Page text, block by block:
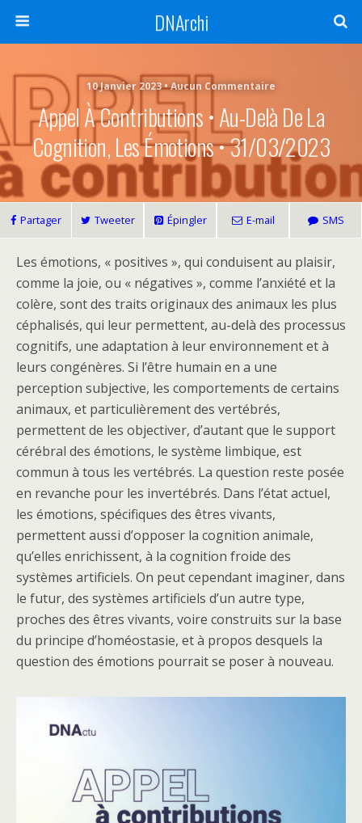
DNArchi
10 Janvier 2023 • Aucun Commentaire
Appel À Contributions • Au-Delà De La
Cognition, Les Émotions • 31/03/2023
Partager Tweeter Épingler E-mail SMS
Les émotions, « positives », qui conduisent au plaisir,
comme la joie, ou « négatives », comme l’anxiété et la
colère, sont des traits originaux des animaux les plus
céphalisés, qui leur permettent, au-delà des processus
cognitifs, une adaptation à leur environnement et à
leurs congénères. Si l’être humain en a une
perception subjective, les comportements de certains
animaux, et particulièrement des vertébrés,
permettent de les objectiver, d’autant que le support
cérébral des émotions, le système limbique, est
commun à tous les vertébrés. La question reste posée
en revanche pour les invertébrés. Dans l’état actuel,
les émotions, spécifiques des êtres vivants,
permettent aussi d’opposer la cognition animale,
qu’elles enrichissent, à la cognition froide des
systèmes artificiels. On peut cependant imaginer, dans
le futur, des systèmes artificiels d’un autre type,
proches des êtres vivants, voire construits sur la base
du principe d’homéostasie, et à propos desquels la
question des émotions pourrait se poser à nouveau.